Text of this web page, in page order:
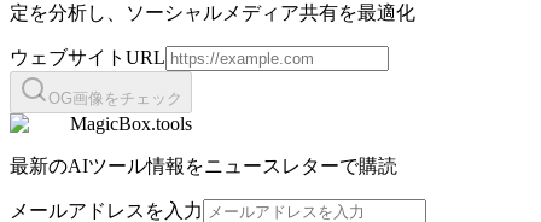
定を分析し、ソーシャルメディア共有を最適化
ウェブサイトURL
OG画像をチェック
MagicBox.tools
最新のAIツール情報をニュースレターで購読
メールアドレスを入力